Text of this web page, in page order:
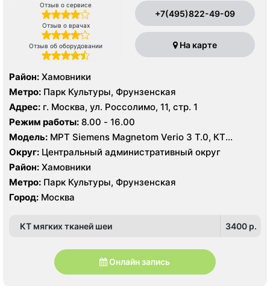
Отзыв о сервисе
Отзыв о врачах
Отзыв об оборудовании
+7(495)822-49-09
На карте
Район: Хамовники
Метро: Парк Культуры, Фрунзенская
Адрес: г. Москва, ул. Россолимо, 11, стр. 1
Режим работы: 8.00 - 16.00
Модель: МРТ Siemens Magnetom Verio 3 Т.0, КТ
Toshiba Aquilion 160 срезов, УЗИ
Округ: Центральный административный округ
Район: Хамовники
Метро: Парк Культуры, Фрунзенская
Город: Москва
КТ мягких тканей шеи 3400 p.
Онлайн запись